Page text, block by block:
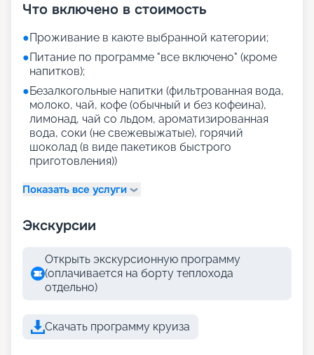
Что включено в стоимость
●Проживание в каюте выбранной категории;
●Питание по программе "все включено" (кроме
напитков);
●Безалкогольные напитки (фильтрованная вода,
молоко, чай, кофе (обычный и без кофеина),
лимонад, чай со льдом, ароматизированная
вода, соки (не свежевыжатые), горячий
шоколад (в виде пакетиков быстрого
приготовления))
Показать все услуги
Экскурсии
Открыть экскурсионную программу
(оплачивается на борту теплохода
отдельно)
Скачать программу круиза